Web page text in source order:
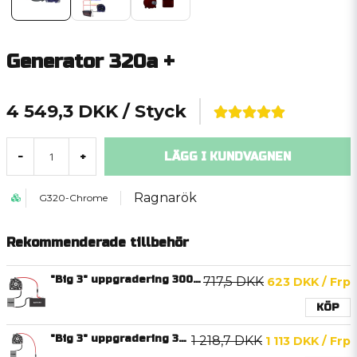
Generator 320a +
4 549,3 DKK / Styck
- + LÄGG I KUNDVAGNEN
G320-Chrome Ragnarök
Rekommenderade tillbehör
"Big 3" uppgradering 300A (Batteri fram)717,5 DKK 623 DKK/ Frp
KÖP
"Big 3" uppgradering 300A (Batteri bak) 1 218,7 DKK 1 113 DKK/ Frp